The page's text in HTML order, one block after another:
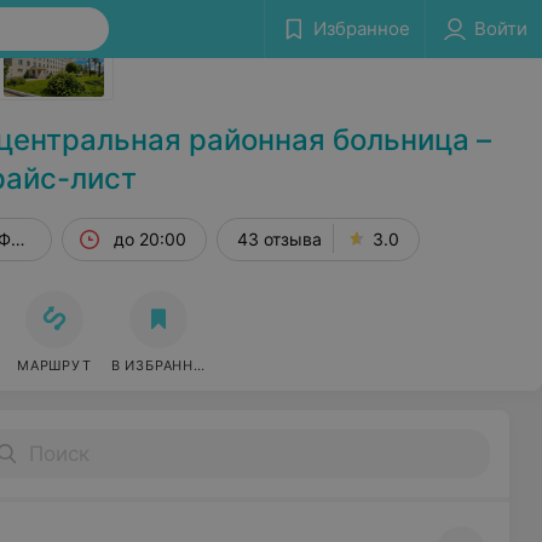
Избранное Войти
районная больница –
лист
1
до 20:00 43 отзыва 3.0
МАРШРУТ В ИЗБРАННОЕ